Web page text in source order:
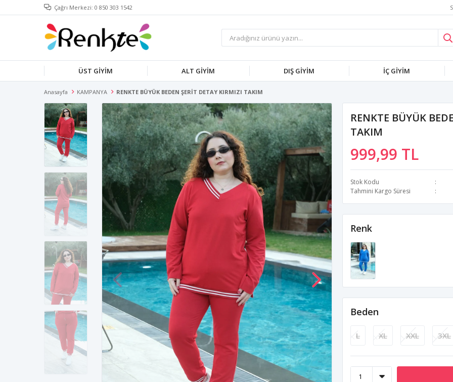
Çağrı Merkezi: 0 850 303 1542
ÜST GİYİM ALT GİYİM DIŞ GİYİM İÇ GİYİM
Anasayfa KAMPANYA RENKTE BÜYÜK BEDEN ŞERİT DETAY KIRMIZI TAKIM
RENKTE BÜYÜK
TAKIM
999,99 TL
Stok Kodu
Tahmini Kargo Süresi
Renk
Beden
L XL XXL 3XL